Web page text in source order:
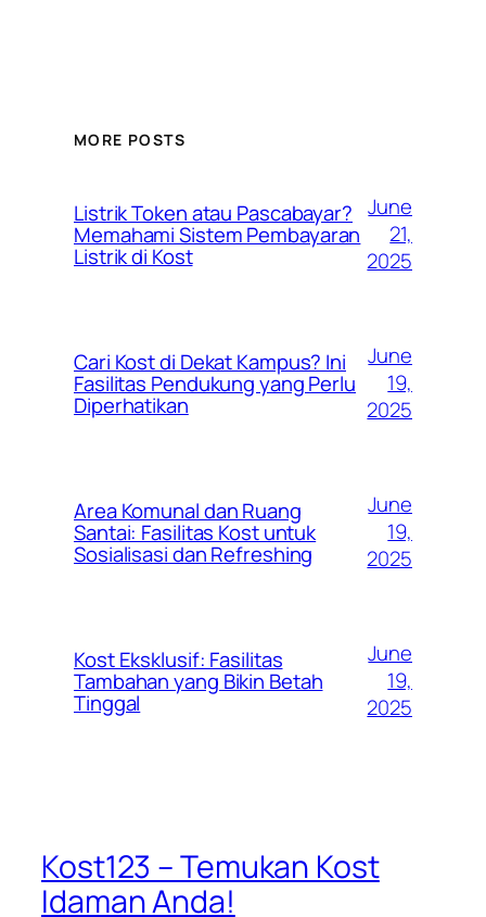
MORE POSTS
Listrik Token atau Pascabayar?
Memahami Sistem Pembayaran
Listrik di Kost
June
21,
2025
Cari Kost di Dekat Kampus? Ini
Fasilitas Pendukung yang Perlu
Diperhatikan
June
19,
2025
Area Komunal dan Ruang
Santai: Fasilitas Kost untuk
Sosialisasi dan Refreshing
June
19,
2025
Kost Eksklusif: Fasilitas
Tambahan yang Bikin Betah
Tinggal
June
19,
2025
Kost123 – Temukan Kost
Idaman Anda!